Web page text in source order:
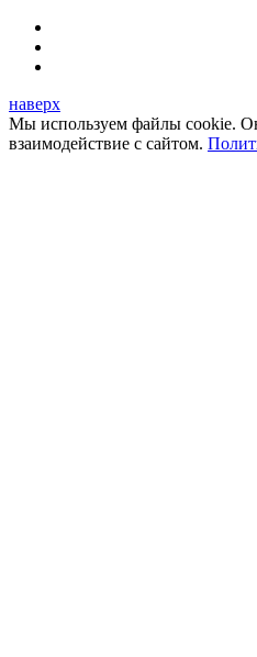
наверх
Мы используем файлы cookie.
взаимодействие с сайтом.